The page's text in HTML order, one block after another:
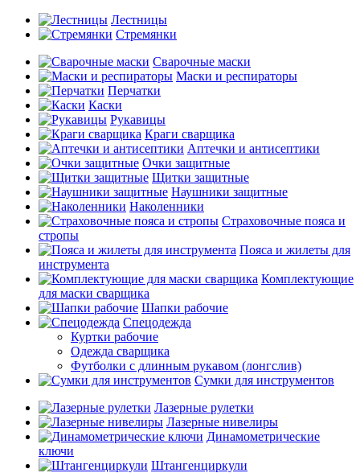
Лестницы
Стремянки
Сварочные маски
Маски и респираторы
Перчатки
Каски
Рукавицы
Краги сварщика
Аптечки и антисептики
Очки защитные
Щитки защитные
Наушники защитные
Наколенники
Страховочные пояса и
стропы
Пояса и жилеты для
инструмента
Комплектующие
для маски сварщика
Шапки рабочие
Спецодежда
Куртки рабочие
Одежда сварщика
Футболки с длинным рукавом (лонгслив)
Сумки для инструментов
Лазерные рулетки
Лазерные нивелиры
Динамометрические
ключи
Штангенциркули